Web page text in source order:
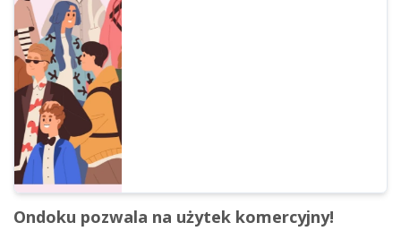
Ondoku pozwala na użytek komercyjny!